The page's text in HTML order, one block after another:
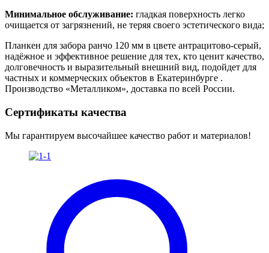
Минимальное обслуживание: гладкая поверхность легко
очищается от загрязнений, не теряя своего эстетического вида;
Планкен для забора ранчо 120 мм в цвете антрацитово-серый,
надёжное и эффективное решение для тех, кто ценит качество,
долговечность и выразительный внешний вид, подойдет для
частных и коммерческих объектов в Екатеринбурге .
Производство «Металликом», доставка по всей России.
Сертификаты качества
Мы гарантируем высочайшее качество работ и материалов!